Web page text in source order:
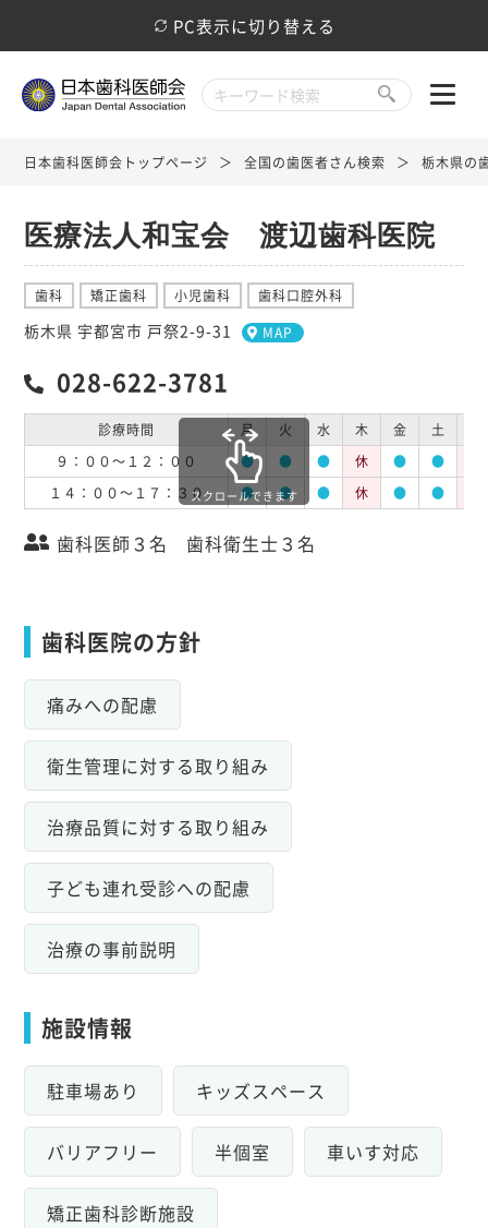
PC表示に切り替える
日本歯科医師会トップページ 全国の歯医者さん検索 栃木県の
医療法人和宝会 渡辺歯科医院
歯科 矯正歯科 小児歯科 歯科口腔外科
栃木県 宇都宮市 戸祭2-9-31 MAP
028-622-3781
診療時間 月 火 水 木 金 土
９：００～１２：００
● ● ● 休 ● ●
１４：００～１７：３０
● ● ● 休 ● ●
スクロールできます
歯科医師３名 歯科衛生士３名
歯科医院の方針
痛みへの配慮
衛生管理に対する取り組み
治療品質に対する取り組み
子ども連れ受診への配慮
治療の事前説明
施設情報
駐車場あり キッズスペース
バリアフリー 半個室 車いす対応
矯正歯科診断施設